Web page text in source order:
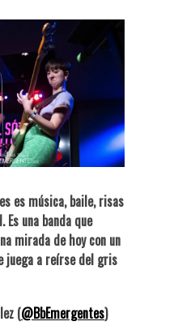
es música, baile, risas
una banda que
mirada de hoy con un
juega a reírse del gris
(@BbEmergentes)